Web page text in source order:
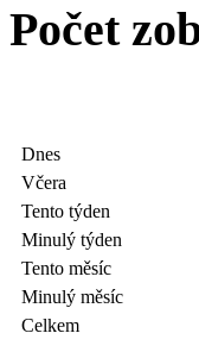
Počet
Dnes
Včera
Tento týden
Minulý týden
Tento měsíc
Minulý měsíc
Celkem